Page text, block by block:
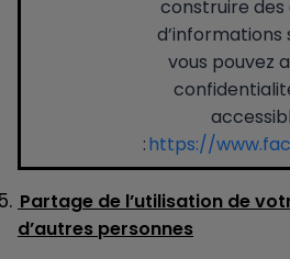
construire des
d’informations
vous pouvez
:https://
Partage de l’utilisation de
d’autres personnes